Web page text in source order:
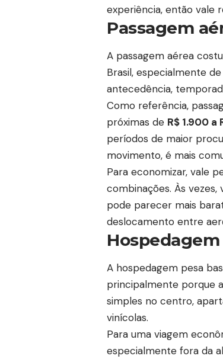
experiência, então vale
Passagem
A passagem aérea
Brasil, especialmente
antecedência,
Como referência,
próximas de R$ 1.900 a
períodos de maior
movimento, é mais
Para economizar, vale
combinações. Às
pode parecer mais
deslocamento entre
A hospedagem pesa
principalmente porque
simples no centro,
vinícolas.
Para uma viagem
especialmente fora da